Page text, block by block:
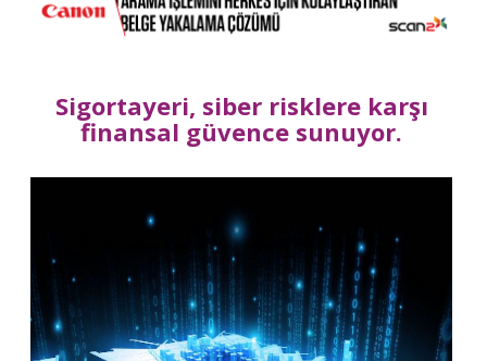
Sigortayeri, siber risklere karşı
finansal güvence sunuyor.